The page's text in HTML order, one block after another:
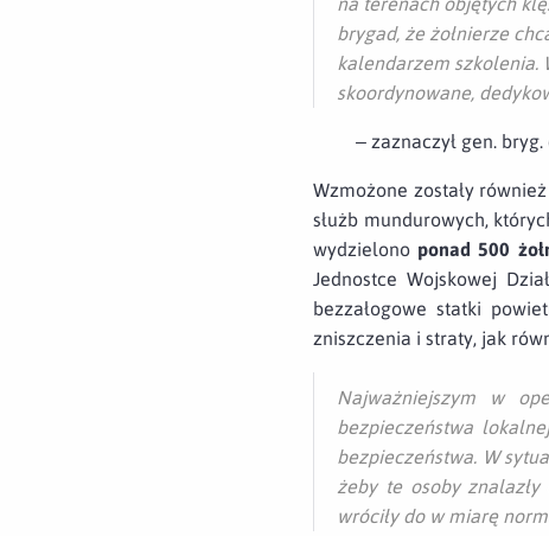
brygad, że żołnierze
kalendarzem szkolenia.
skoordynowane,
– zaznaczył gen.
Wzmożone zostały
służb mundurowych,
wydzielono ponad 500
Jednostce Wojskowej
bezzałogowe statki
zniszczenia i straty, jak
Najważniejszym w
bezpieczeństwa
bezpieczeństwa. W
żeby te osoby
wróciły do w miarę